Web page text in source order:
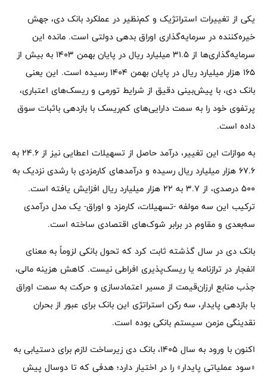
یکی از تغییرات استراتژیک و کم‌نظیر در عملکرد بانک دی، جهش
خیره‌کننده در سرمایه‌گذاری اوراق بدهی دولتی است. مانده این
سرمایه‌گذاری‌ها از ۳۱.۵ میلیارد ریال در پایان بهمن ۱۴۰۳ به بیش از
۱۶۵ هزار میلیارد ریال در پایان بهمن ۱۴۰۴ رسیده است. این یعنی
بانک دی، با پیش‌بینی دقیق از شرایط تورمی و ریسک‌های اعتباری،
پرتفوی خود را به سمت دارایی‌های کم‌ریسک با بازدهی باثبات سوق
داده است.
به موازات این تغییر، درآمد حاصل از تسهیلات اعطایی نیز از ۲۴.۶ به
۶۷.۶ هزار میلیارد ریال رسیده و درآمدهای کارمزدی با رشدی نزدیک به
۵۰۰ درصدی، از ۳.۷ به ۲۲ هزار میلیارد ریال افزایش یافته است.
ترکیب این سه مولفه -تسهیلات، کارمزد و اوراق- یک مدل درآمدی
سه‌بعدی و مقاوم در برابر شوک‌های اقتصادی ساخته است.
بانک دی در سال گذشته ثابت کرد که تحول بانکی لزوماً به معنای
انفجار در ترازنامه یا ریسک‌پذیری افراطی نیست. کاهش هزینه مالی،
جذب منابع ارزان‌قیمت از مسیر اعتمادسازی و حرکت به سمت اوراق
با بازدهی پایدار، سه رکن استراتژی این بانک برای عبور از بحران
نقدینگی مزمن سیستم بانکی بوده است.
اکنون با ورود به سال ۱۴۰۵، بانک دی زیرساخت لازم برای دستیابی به
«سود عملیاتی پایدار» را در اختیار دارد؛ هدفی که تا دوسال پیش